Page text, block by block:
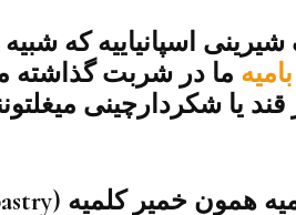
بامیه ما در شربت گذاشته
یا شکردارچینی